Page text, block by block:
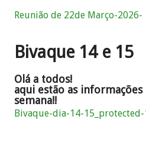
Reunião de 22de Março-2026-
Bivaque 14 e 15
Olá a todos!
aqui estão as
semana!!
Bivaque-dia-14-15_protected-